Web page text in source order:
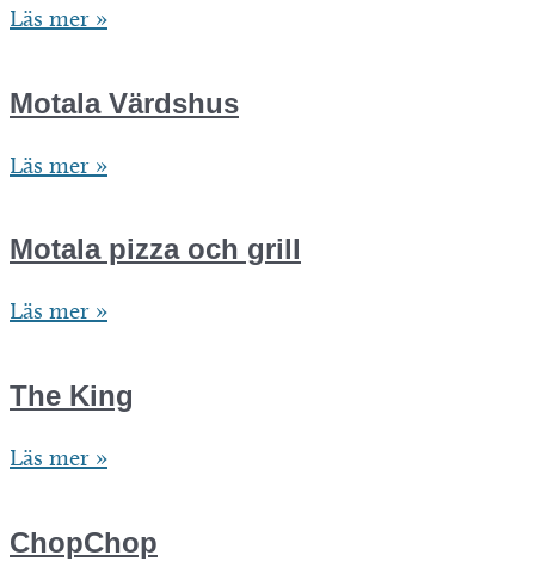
Grand
Kolgrill
Pizzeria
Läs mer »
Motala Värdshus
Motala
Läs mer »
Motala pizza och grill
Motala
och
Läs mer »
The King
The
Läs mer »
ChopChop